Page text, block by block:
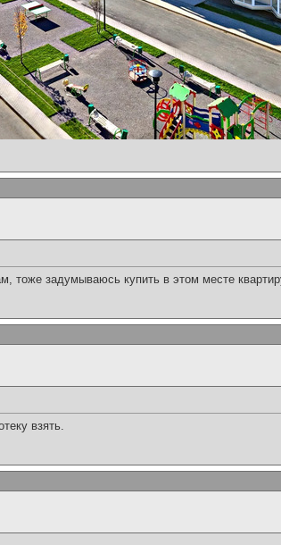
тоже задумываюсь купить в этом месте
взять.